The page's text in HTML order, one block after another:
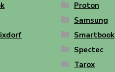
Proton
Samsung
Smartbook
Spectec
Tarox